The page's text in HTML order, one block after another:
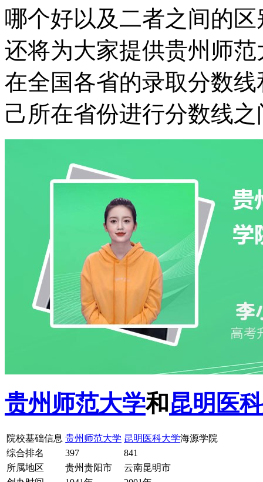
哪个好以及二者之间的
还将为大家提供贵州师
在全国各省的录取分数
己所在省份进行分数线
贵州师范大学和 昆明医
院校基础信息 贵州师范大学 昆明医科大学海源学院
综合排名
397
841
所属地区
贵州贵阳市
云南昆明市